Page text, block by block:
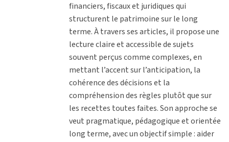
financiers, fiscaux et juridiques qui
structurent le patrimoine sur le long
terme. À travers ses articles, il propose une
lecture claire et accessible de sujets
souvent perçus comme complexes, en
mettant l’accent sur l’anticipation, la
cohérence des décisions et la
compréhension des règles plutôt que sur
les recettes toutes faites. Son approche se
veut pragmatique, pédagogique et orientée
long terme, avec un objectif simple : aider